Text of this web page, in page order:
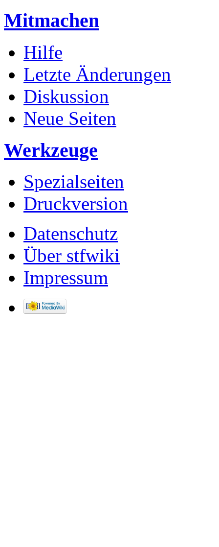
Mitmachen
Hilfe
Letzte Änderungen
Diskussion
Neue Seiten
Werkzeuge
Spezialseiten
Druckversion
Datenschutz
Über stfwiki
Impressum